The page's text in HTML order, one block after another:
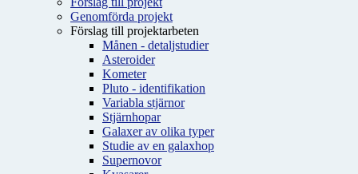
Genomförda projekt
Förslag till projektarbeten
Månen - detaljstudier
Asteroider
Kometer
Pluto - identifikation
Variabla stjärnor
Stjärnhopar
Galaxer av olika typer
Studie av en galaxhop
Supernovor